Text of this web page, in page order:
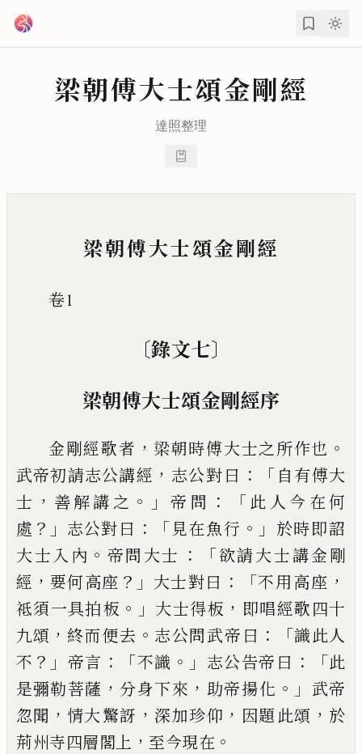
梁朝傅大士頌金剛經
達照整理
梁朝傅大士頌金剛經
卷1
〔錄文七〕
梁朝傅大士頌金剛經序
金剛經歌者 ， 梁朝時傅大士之所作也 。
武帝初請志公講經 ， 志公對曰 ：「 自有傅大
士 ， 善解講 之 。」 帝問 ：「此人今在何
處 ？」 志公對曰 ：「 見在魚行 。」 於時即詔
大士入內 。 帝問大士 ：「欲請大士講金剛
經 ， 要何高座 ？」 大士對曰 ：「不用高座 ，
祗須一具拍板 。」 大士得板 ， 即唱經歌四十
九頌 ， 終而便去 。 志公問武帝曰 ：「識此人
不 ？」 帝言 ：「不識 。」 志公告帝曰 ：「此
是彌勒菩薩 ， 分身下來 ， 助帝揚化 。」 武帝
忽聞 ， 情大驚訝 ， 深加珍仰 ， 因題此頌 ， 於
荊州寺四層閣上 ， 至今現在 。